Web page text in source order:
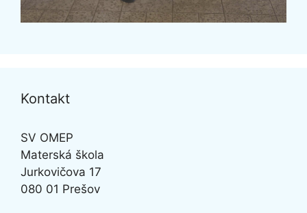
Kontakt
SV OMEP
Materská škola
Jurkovičova 17
080 01 Prešov